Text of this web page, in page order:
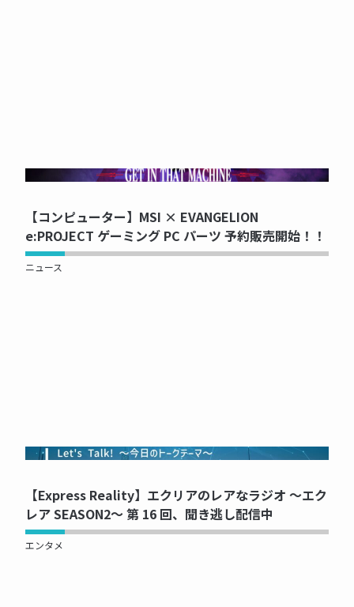
NOW PRINTING...
【コンピューター】MSI × EVANGELION
e:PROJECT ゲーミング PC パーツ 予約販売開始！！
ニュース
NOW PRINTING...
【Express Reality】エクリアのレアなラジオ ～エク
レア SEASON2～ 第 16 回、聞き逃し配信中
エンタメ